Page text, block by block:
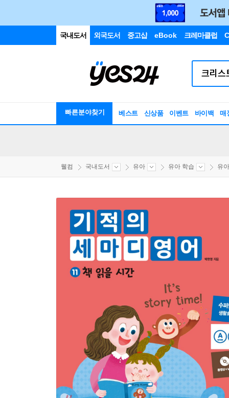
국내도서 외국도서 중고샵 eBook 크레마클럽
빠른분야찾기 베스트 신상품 이벤트 바이백 매
웰컴 국내도서 유아 유아 학습 유